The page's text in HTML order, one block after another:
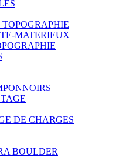
MATERIEUX
DE CHARGES
BOULDER